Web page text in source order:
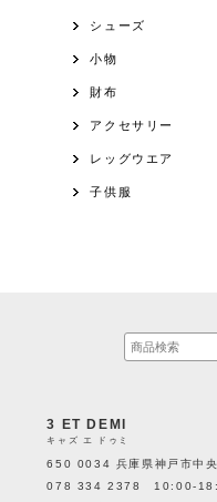
シューズ
小物
財布
アクセサリー
レッグウエア
子供服
3 ET DEMI
キャズ エ ドゥミ
650 0034 兵庫県神戸市中
078 334 2378 10:00-